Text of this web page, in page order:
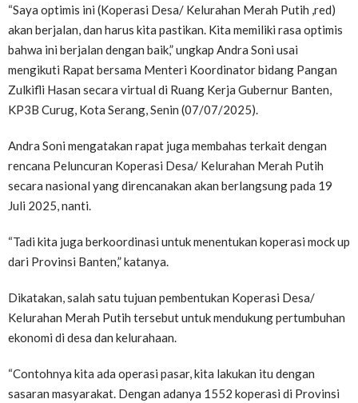
“Saya optimis ini (Koperasi Desa/ Kelurahan Merah Putih ,red)
akan berjalan, dan harus kita pastikan. Kita memiliki rasa optimis
bahwa ini berjalan dengan baik,” ungkap Andra Soni usai
mengikuti Rapat bersama Menteri Koordinator bidang Pangan
Zulkifli Hasan secara virtual di Ruang Kerja Gubernur Banten,
KP3B Curug, Kota Serang, Senin (07/07/2025).
Andra Soni mengatakan rapat juga membahas terkait dengan
rencana Peluncuran Koperasi Desa/ Kelurahan Merah Putih
secara nasional yang direncanakan akan berlangsung pada 19
Juli 2025, nanti.
“Tadi kita juga berkoordinasi untuk menentukan koperasi mock up
dari Provinsi Banten,” katanya.
Dikatakan, salah satu tujuan pembentukan Koperasi Desa/
Kelurahan Merah Putih tersebut untuk mendukung pertumbuhan
ekonomi di desa dan kelurahaan.
“Contohnya kita ada operasi pasar, kita lakukan itu dengan
sasaran masyarakat. Dengan adanya 1552 koperasi di Provinsi